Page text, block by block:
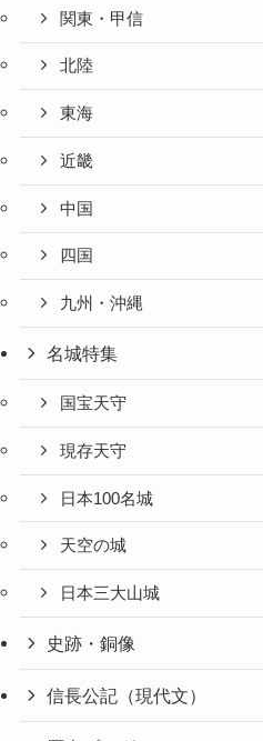
関東・甲信
北陸
東海
近畿
中国
四国
九州・沖縄
名城特集
国宝天守
現存天守
日本100名城
天空の城
日本三大山城
史跡・銅像
信長公記（現代文）